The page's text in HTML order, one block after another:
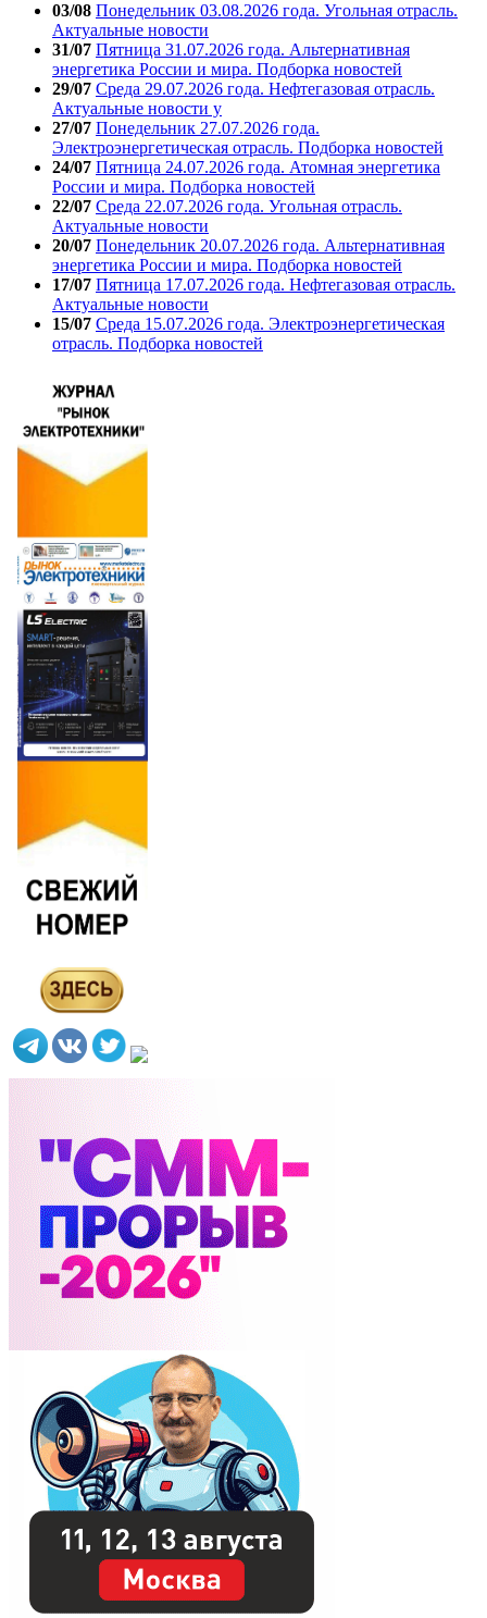
03/08 Понедельник 03.08.2026 года. Угольная отрасль.
Актуальные новости
31/07 Пятница 31.07.2026 года. Альтернативная
энергетика России и мира. Подборка новостей
29/07 Среда 29.07.2026 года. Нефтегазовая отрасль.
Актуальные новости у
27/07 Понедельник 27.07.2026 года.
Электроэнергетическая отрасль. Подборка новостей
24/07 Пятница 24.07.2026 года. Атомная энергетика
России и мира. Подборка новостей
22/07 Среда 22.07.2026 года. Угольная отрасль.
Актуальные новости
20/07 Понедельник 20.07.2026 года. Альтернативная
энергетика России и мира. Подборка новостей
17/07 Пятница 17.07.2026 года. Нефтегазовая отрасль.
Актуальные новости
15/07 Среда 15.07.2026 года. Электроэнергетическая
отрасль. Подборка новостей